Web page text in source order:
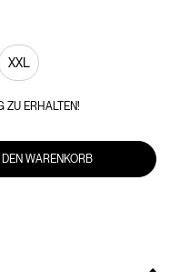
XXL
ZU ERHALTEN!
DEN WARENKORB